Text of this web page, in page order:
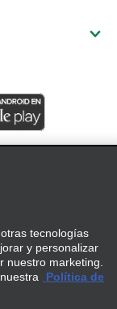
tecnologías
y personalizar
nuestro marketing.
Política de